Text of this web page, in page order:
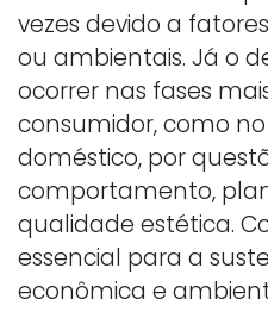
vezes devido a
ou ambientais. Já o
ocorrer nas fases
consumidor, como
doméstico, por
comportamento,
qualidade estética.
essencial para a
econômica e